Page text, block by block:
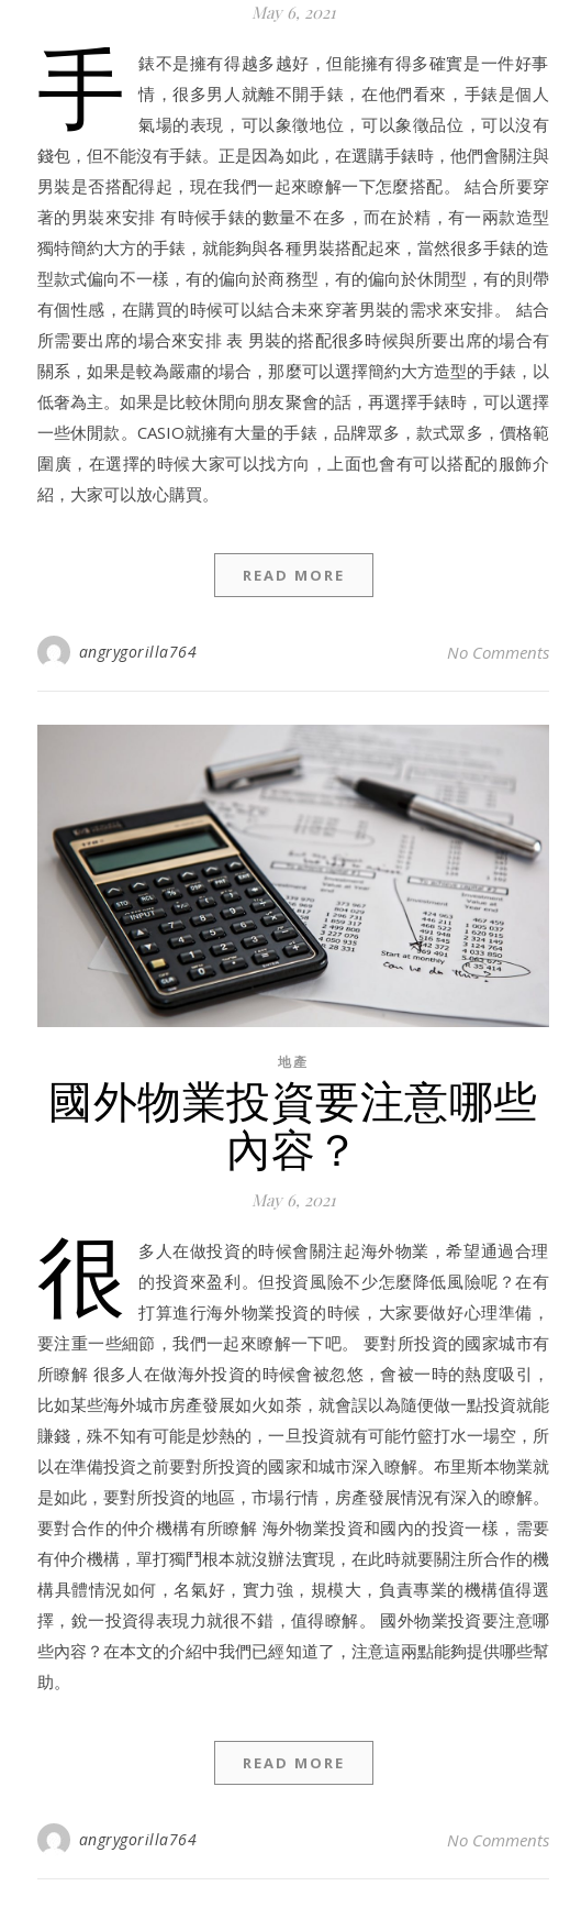
May 6, 2021
手
錶不是擁有得越多越好，但能擁有得多確實是一件好事
情，很多男人就離不開手錶，在他們看來，手錶是個人
氣場的表現，可以象徵地位，可以象徵品位，可以沒有
錢包，但不能沒有手錶。正是因為如此，在選購手錶時，他們會關注與
男裝是否搭配得起，現在我們一起來瞭解一下怎麼搭配。 結合所要穿
著的男裝來安排 有時候手錶的數量不在多，而在於精，有一兩款造型
獨特簡約大方的手錶，就能夠與各種男裝搭配起來，當然很多手錶的造
型款式偏向不一樣，有的偏向於商務型，有的偏向於休閒型，有的則帶
有個性感，在購買的時候可以結合未來穿著男裝的需求來安排。 結合
所需要出席的場合來安排 表 男裝的搭配很多時候與所要出席的場合有
關系，如果是較為嚴肅的場合，那麼可以選擇簡約大方造型的手錶，以
低奢為主。如果是比較休閒向朋友聚會的話，再選擇手錶時，可以選擇
一些休閒款。CASIO就擁有大量的手錶，品牌眾多，款式眾多，價格範
圍廣，在選擇的時候大家可以找方向，上面也會有可以搭配的服飾介
紹，大家可以放心購買。
READ MORE
angrygorilla764 No Comments
地產
國外物業投資要注意哪些
內容？
May 6, 2021
很
多人在做投資的時候會關注起海外物業，希望通過合理
的投資來盈利。但投資風險不少怎麼降低風險呢？在有
打算進行海外物業投資的時候，大家要做好心理準備，
要注重一些細節，我們一起來瞭解一下吧。 要對所投資的國家城市有
所瞭解 很多人在做海外投資的時候會被忽悠，會被一時的熱度吸引，
比如某些海外城市房產發展如火如荼，就會誤以為隨便做一點投資就能
賺錢，殊不知有可能是炒熱的，一旦投資就有可能竹籃打水一場空，所
以在準備投資之前要對所投資的國家和城市深入瞭解。布里斯本物業就
是如此，要對所投資的地區，市場行情，房產發展情況有深入的瞭解。
要對合作的仲介機構有所瞭解 海外物業投資和國內的投資一樣，需要
有仲介機構，單打獨鬥根本就沒辦法實現，在此時就要關注所合作的機
構具體情況如何，名氣好，實力強，規模大，負責專業的機構值得選
擇，銳一投資得表現力就很不錯，值得瞭解。 國外物業投資要注意哪
些內容？在本文的介紹中我們已經知道了，注意這兩點能夠提供哪些幫
助。
READ MORE
angrygorilla764 No Comments